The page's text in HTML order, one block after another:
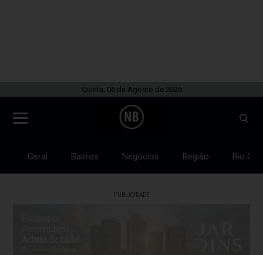
Quinta, 06 de Agosto de 2026
Geral Bairros Negócios Região Rio
PUBLICIDADE